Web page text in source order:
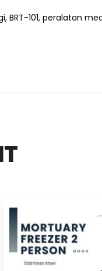
BRT-101, peralatan